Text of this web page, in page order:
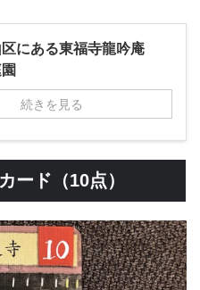
にある東福寺龍吟庵
続きを見る
ード（10点）